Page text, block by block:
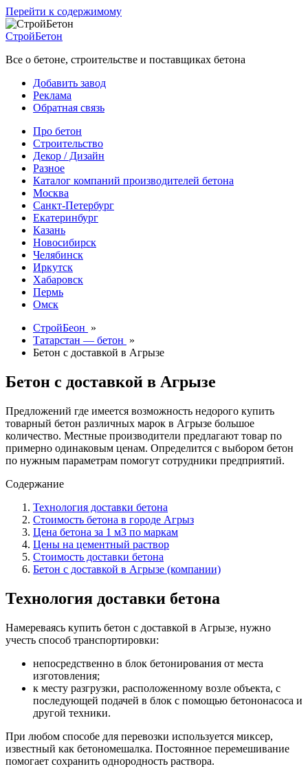
Перейти к содержимому
СтройБетон
Все о бетоне, строительстве и поставщиках бетона
Добавить завод
Реклама
Обратная связь
Про бетон
Строительство
Декор / Дизайн
Разное
Каталог компаний производителей бетона
Москва
Санкт-Петербург
Екатеринбург
Казань
Новосибирск
Челябинск
Иркутск
Хабаровск
Пермь
Омск
СтройБеон »
Татарстан — бетон »
Бетон с доставкой в Агрызе
Бетон с доставкой в Агрызе
Предложений где имеется возможность недорого купить
товарный бетон различных марок в Агрызе большое
количество. Местные производители предлагают товар по
примерно одинаковым ценам. Определится с выбором бетон
по нужным параметрам помогут сотрудники предприятий.
Содержание
Технология доставки бетона
Стоимость бетона в городе Агрыз
Цена бетона за 1 м3 по маркам
Цены на цементный раствор
Стоимость доставки бетона
Бетон с доставкой в Агрызе (компании)
Технология доставки бетона
Намереваясь купить бетон с доставкой в Агрызе, нужно
учесть способ транспортировки:
непосредственно в блок бетонирования от места
изготовления;
к месту разгрузки, расположенному возле объекта, с
последующей подачей в блок с помощью бетононасоса и
другой техники.
При любом способе для перевозки используется миксер,
известный как бетономешалка. Постоянное перемешивание
помогает сохранить однородность раствора.